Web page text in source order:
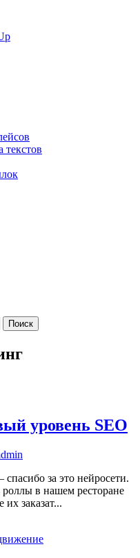
текстов
уровень SEO
спасибо за это нейросети.
роллы в нашем ресторане
заказат...